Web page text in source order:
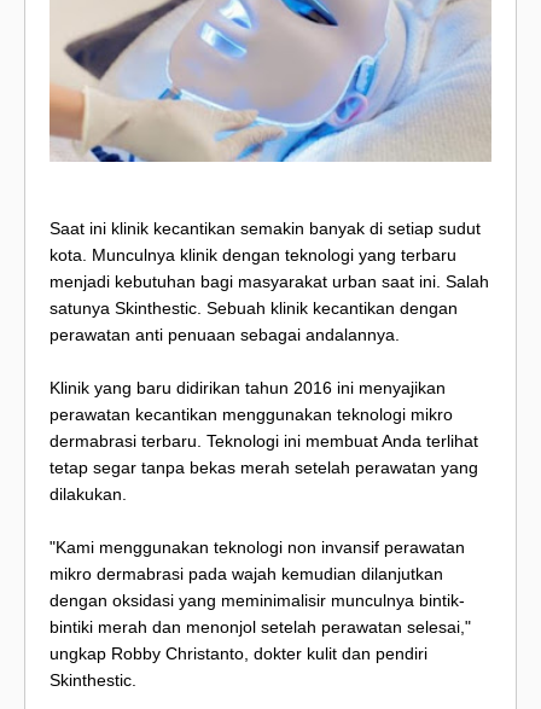
Saat ini klinik kecantikan semakin banyak di setiap sudut
kota. Munculnya klinik dengan teknologi yang terbaru
menjadi kebutuhan bagi masyarakat urban saat ini. Salah
satunya Skinthestic. Sebuah klinik kecantikan dengan
perawatan anti penuaan sebagai andalannya.
Klinik yang baru didirikan tahun 2016 ini menyajikan
perawatan kecantikan menggunakan teknologi mikro
dermabrasi terbaru. Teknologi ini membuat Anda terlihat
tetap segar tanpa bekas merah setelah perawatan yang
dilakukan.
"Kami menggunakan teknologi non invansif perawatan
mikro dermabrasi pada wajah kemudian dilanjutkan
dengan oksidasi yang meminimalisir munculnya bintik-
bintiki merah dan menonjol setelah perawatan selesai,"
ungkap Robby Christanto, dokter kulit dan pendiri
Skinthestic.